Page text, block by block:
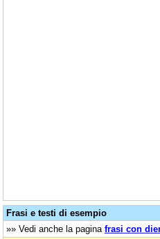
Frasi e testi di esempio
»» Vedi anche la pagina frasi con